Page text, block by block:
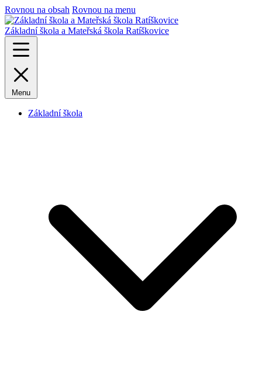
Rovnou na obsah Rovnou na menu
Základní škola a Mateřská škola Ratíškovice
Menu
Základní škola